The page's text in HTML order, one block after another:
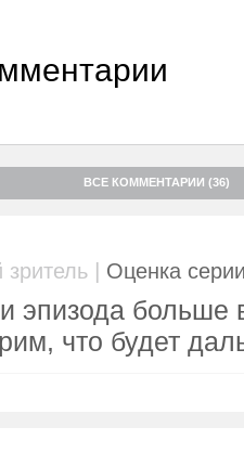
ВСЕ КОММЕНТАРИИ (36)
| Оценка
эпизода больше
что будет